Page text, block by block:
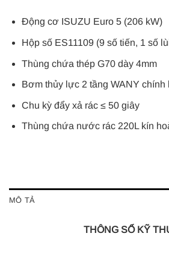
Động cơ ISUZU Euro 5 (206 kW)
Hộp số ES11109 (9 số tiến, 1 số
Thùng chứa thép G70 dày 4mm
Bơm thủy lực 2 tầng WANY chính
Chu kỳ đẩy xả rác ≤ 50 giây
Thùng chứa nước rác 220L kín
MÔ TẢ
THÔNG SỐ KỸ